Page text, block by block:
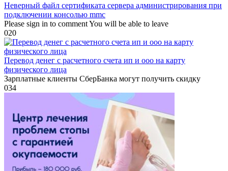
Неверный файл сертификата сервера администрирования при
подключении консолью mmc
Please sign in to comment You will be able to leave
020
Перевод денег с расчетного счета ип и ооо на карту
физического лица
Зарплатные клиенты СберБанка могут получить скидку
034